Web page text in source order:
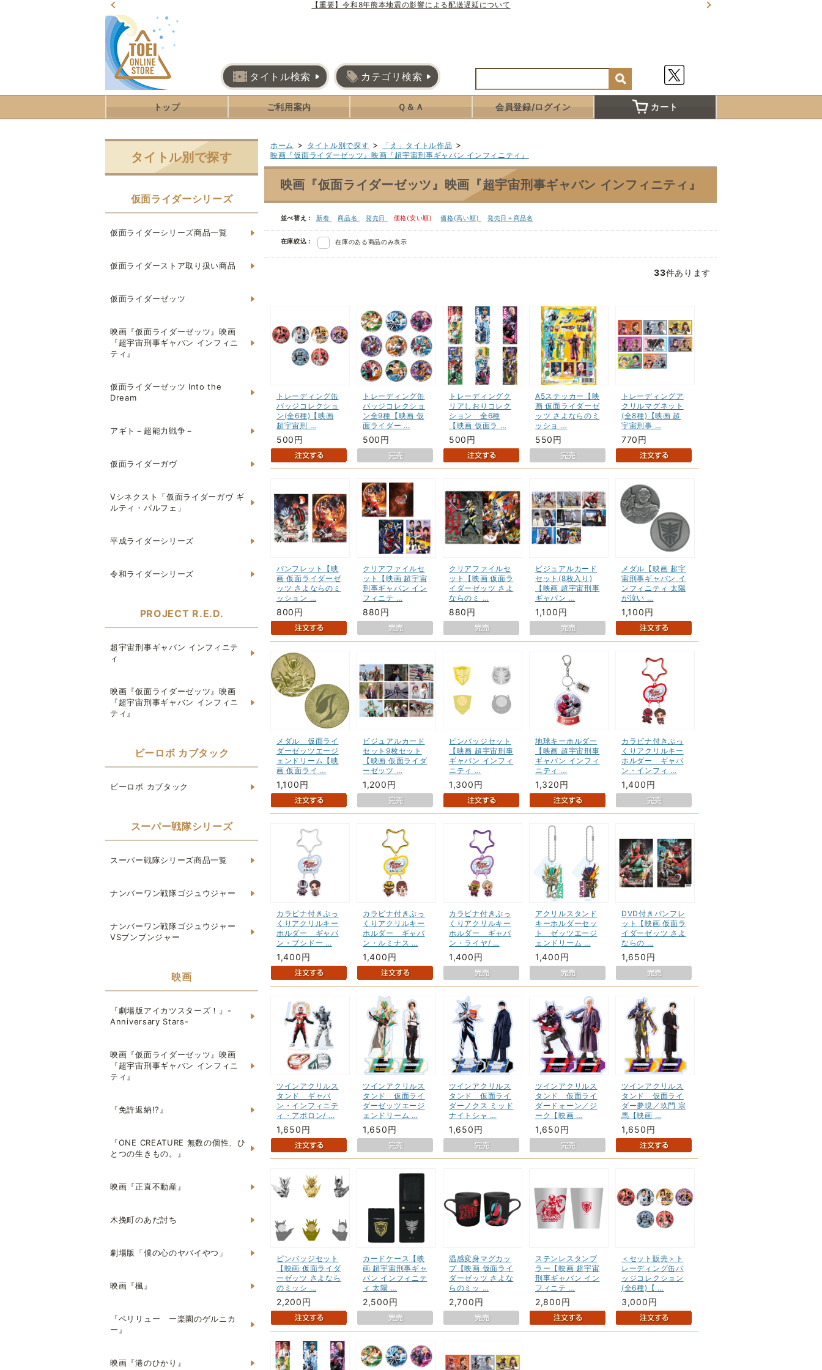
【重要】令和8年熊本地震の影響による配送遅延について
タイトル検索 カテゴリ検索
トップ ご利用案内 Ｑ＆Ａ 会員登録/ログイン カート
ホーム > タイトル別で探す > 「え」タイトル作品 >
映画『仮面ライダーゼッツ』映画『超宇宙刑事ギャバン インフィニティ』
映画『仮面ライダーゼッツ』映画『超宇宙刑事ギャバン インフィニティ』
並べ替え： 新着 商品名 発売日 価格(安い順) 価格(高い順) 発売日＋商品名
在庫絞込： 在庫のある商品のみ表示
33件あります
トレーディング缶
バッジコレクショ
ン(全6種)【映画
超宇宙刑 …
500円
トレーディング缶
バッジコレクショ
ン全9種【映画 仮
面ライダー …
500円
トレーディングク
リアしおりコレク
ション 全6種
【映画 仮面ラ …
500円
A5ステッカー【映
画 仮面ライダーゼ
ッツ さよならのミ
ッショ …
550円
トレーディングア
クリルマグネット
(全8種)【映画 超
宇宙刑事 …
770円
パンフレット【映
画 仮面ライダーゼ
ッツ さよならのミ
ッション …
800円
クリアファイルセ
ット【映画 超宇宙
刑事ギャバン イン
フィニテ …
880円
クリアファイルセ
ット【映画 仮面ラ
イダーゼッツ さよ
ならのミ …
880円
ビジュアルカード
セット(8枚入り)
【映画 超宇宙刑事
ギャバン …
1,100円
メダル【映画 超宇
宙刑事ギャバン イ
ンフィニティ 太陽
が泣い …
1,100円
メダル 仮面ライ
ダーゼッツエージ
ェンドリーム【映
画 仮面ライ …
1,100円
ビジュアルカード
セット9枚セット
【映画 仮面ライダ
ーゼッツ …
1,200円
ピンバッジセット
【映画 超宇宙刑事
ギャバン インフィ
ニティ …
1,300円
地球キーホルダー
【映画 超宇宙刑事
ギャバン インフィ
ニティ …
1,320円
カラビナ付きぷっ
くりアクリルキー
ホルダー ギャバ
ン・インフィ …
1,400円
カラビナ付きぷっ
くりアクリルキー
ホルダー ギャバ
ン・ブシドー …
1,400円
カラビナ付きぷっ
くりアクリルキー
ホルダー ギャバ
ン・ルミナス …
1,400円
カラビナ付きぷっ
くりアクリルキー
ホルダー ギャバ
ン・ライヤ/ …
1,400円
アクリルスタンド
キーホルダーセッ
ト ゼッツエージ
ェンドリーム …
1,400円
DVD付きパンフレ
ット【映画 仮面ラ
イダーゼッツ さよ
ならの …
1,650円
ツインアクリルス
タンド ギャバ
ン・インフィニテ
ィ・アポロン/ …
1,650円
ツインアクリルス
タンド 仮面ライ
ダーゼッツエージ
ェンドリーム …
1,650円
ツインアクリルス
タンド 仮面ライ
ダーノクス ミッド
ナイトシャ …
1,650円
ツインアクリルス
タンド 仮面ライ
ダードォーン／ジ
ーク【映画 …
1,650円
ツインアクリルス
タンド 仮面ライ
ダー夢現／玖門 宗
馬【映画 …
1,650円
ピンバッジセット
【映画 仮面ライダ
ーゼッツ さよなら
のミッシ …
2,200円
カードケース【映
画 超宇宙刑事ギャ
バン インフィニテ
ィ 太陽 …
2,500円
温感変身マグカッ
プ【映画 仮面ライ
ダーゼッツ さよな
らのミッ …
2,700円
ステンレスタンブ
ラー【映画 超宇宙
刑事ギャバン イン
フィニテ …
2,800円
＜セット販売＞ト
レーディング缶バ
ッジコレクション
(全6種)【 …
3,000円
タイトル別で探す
仮面ライダーシリーズ
仮面ライダーシリーズ商品一覧
仮面ライダーストア取り扱い商品
仮面ライダーゼッツ
映画『仮面ライダーゼッツ』映画
『超宇宙刑事ギャバン インフィニ
ティ』
仮面ライダーゼッツ Into the
Dream
アギト－超能力戦争－
仮面ライダーガヴ
Vシネクスト「仮面ライダーガヴ ギ
ルティ・パルフェ」
平成ライダーシリーズ
令和ライダーシリーズ
PROJECT R.E.D.
超宇宙刑事ギャバン インフィニテ
ィ
映画『仮面ライダーゼッツ』映画
『超宇宙刑事ギャバン インフィニ
ティ』
ビーロボ カブタック
ビーロボ カブタック
スーパー戦隊シリーズ
スーパー戦隊シリーズ商品一覧
ナンバーワン戦隊ゴジュウジャー
ナンバーワン戦隊ゴジュウジャー
VSブンブンジャー
映画
『劇場版アイカツスターズ！』-
Anniversary Stars-
映画『仮面ライダーゼッツ』映画
『超宇宙刑事ギャバン インフィニ
ティ』
『免許返納!?』
『ONE CREATURE 無数の個性、ひ
とつの生きもの。』
映画『正直不動産』
木挽町のあだ討ち
劇場版「僕の心のヤバイやつ」
映画『楓』
『ペリリュー ー楽園のゲルニカ
ー』
映画『港のひかり』